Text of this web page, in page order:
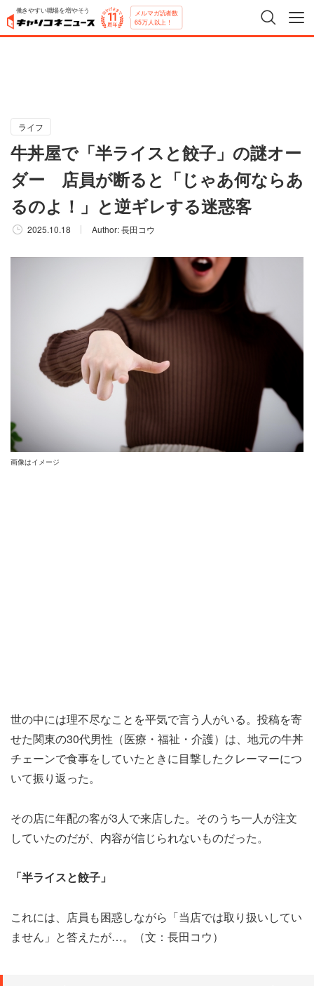
働きやすい職場を増やそう メルマガ読者数
65万人以上！
ライフ
牛丼屋で「半ライスと餃子」の謎オー
ダー 店員が断ると「じゃあ何ならあ
るのよ！」と逆ギレする迷惑客
2025.10.18 Author:長田コウ
画像はイメージ
世の中には理不尽なことを平気で言う人がいる。投稿を寄
せた関東の30代男性（医療・福祉・介護）は、地元の牛丼
チェーンで食事をしていたときに目撃したクレーマーにつ
いて振り返った。
その店に年配の客が3人で来店した。そのうち一人が注文
していたのだが、内容が信じられないものだった。
「半ライスと餃子」
これには、店員も困惑しながら「当店では取り扱いしてい
ません」と答えたが…。（文：長田コウ）